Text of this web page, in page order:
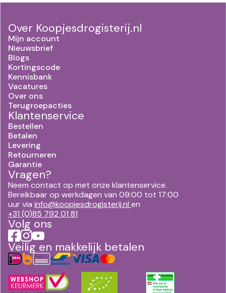
Over Koopjesdrogisterij.nl
Mijn account
Nieuwsbrief
Blogs
Kortingscode
Kennisbank
Vacatures
Over ons
Terugroepacties
Klantenservice
Bestellen
Betalen
Levering
Retourneren
Garantie
Vragen?
Neem contact op met onze klantenservice.
Bereikbaar op werkdagen van 09:00 tot 17:00
uur via info@koopjesdrogisterij.nl en
+31 (0)85 792 01 81
Volg ons
Veilig en makkelijk betalen